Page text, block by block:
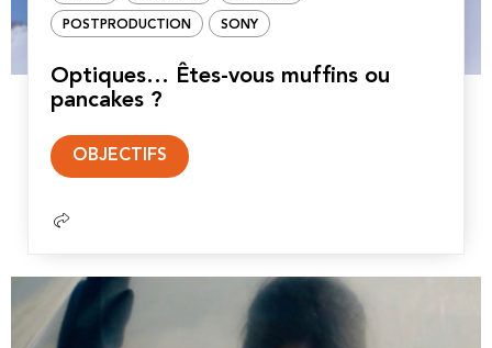
POSTPRODUCTION SONY
Optiques… Êtes-vous muffins ou
pancakes ?
OBJECTIFS